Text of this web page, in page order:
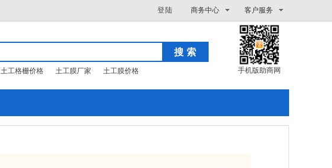
登陆 商务中心 客户服务
土工格栅价格 土工膜厂家 土工膜价格 手机版助商网